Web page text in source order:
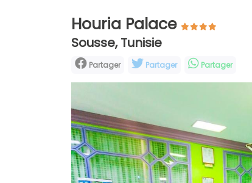
Houria Palace
Sousse, Tunisie
Partager Partager Partager